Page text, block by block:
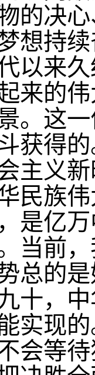
的决
想持
以来
来的
。这
获得
义新
民族
是亿
当前
总的
十，
实现
会等